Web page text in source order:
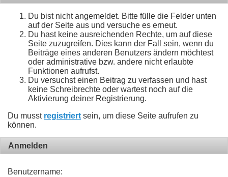
Du bist nicht angemeldet. Bitte fülle die Felder unten
auf der Seite aus und versuche es erneut.
Du hast keine ausreichenden Rechte, um auf diese
Seite zuzugreifen. Dies kann der Fall sein, wenn du
Beiträge eines anderen Benutzers ändern möchtest
oder administrative bzw. andere nicht erlaubte
Funktionen aufrufst.
Du versuchst einen Beitrag zu verfassen und hast
keine Schreibrechte oder wartest noch auf die
Aktivierung deiner Registrierung.
Du musst registriert sein, um diese Seite aufrufen zu
können.
Anmelden
Benutzername: